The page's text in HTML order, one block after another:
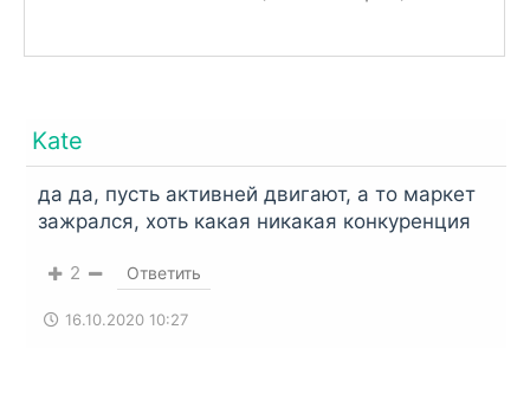
Kate
да да, пусть активней двигают, а то маркет
зажрался, хоть какая никакая конкуренция
2 Ответить
16.10.2020 10:27